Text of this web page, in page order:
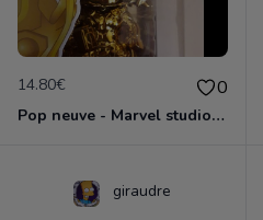
14.80€ 0
Pop neuve - Marvel studios THOR doré
giraudre